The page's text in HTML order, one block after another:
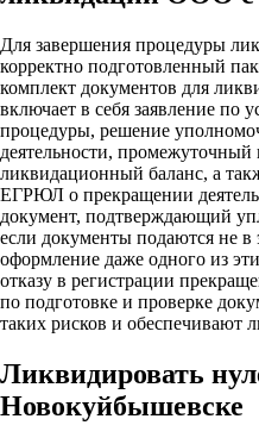
Для завершения процедуры
корректно подготовленный
комплект документов для
включает в себя заявление по
процедуры, решение
деятельности, промежуточный
ликвидационный баланс, а
ЕГРЮЛ о прекращении
документ, подтверждающий
если документы подаются не
оформление даже одного из
отказу в регистрации
по подготовке и проверке
таких рисков и
Ликвидировать
Новокуйбышевске